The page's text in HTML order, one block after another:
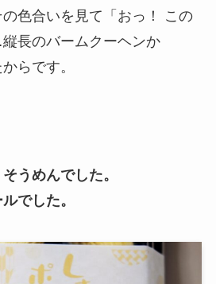
色合いを見て「おっ！ この
長のバームクーヘンか
らです。
うめんでした。
でした。